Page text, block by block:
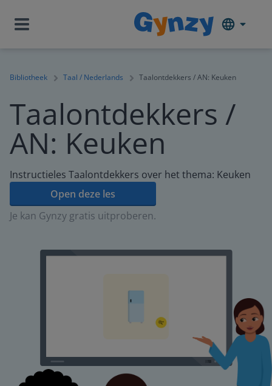
Bibliotheek Taal / Nederlands Taalontdekkers / AN: Keuken
Taalontdekkers /
AN: Keuken
Instructieles Taalontdekkers over het thema: Keuken
Open deze les
Je kan Gynzy gratis uitproberen.